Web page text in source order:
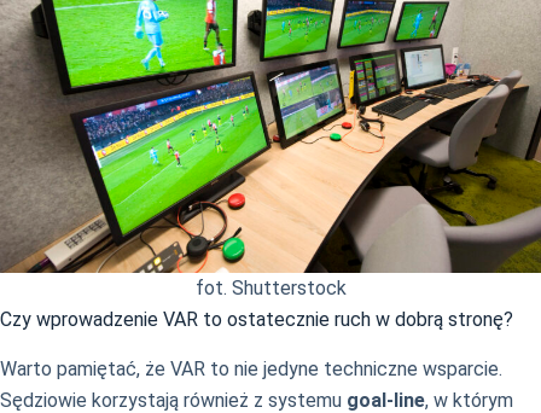
fot. Shutterstock
Czy wprowadzenie VAR to ostatecznie ruch w dobrą stronę?
Warto pamiętać, że VAR to nie jedyne techniczne wsparcie.
Sędziowie korzystają również z systemu goal-line, w którym